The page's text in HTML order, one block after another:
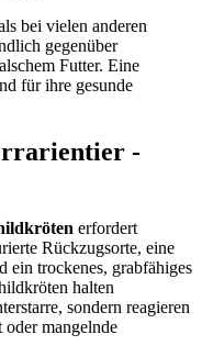
bei vielen anderen
gegenüber
Futter. Eine
für ihre gesunde
-
erfordert
Rückzugsorte, eine
trockenes, grabfähiges
halten
sondern reagieren
mangelnde